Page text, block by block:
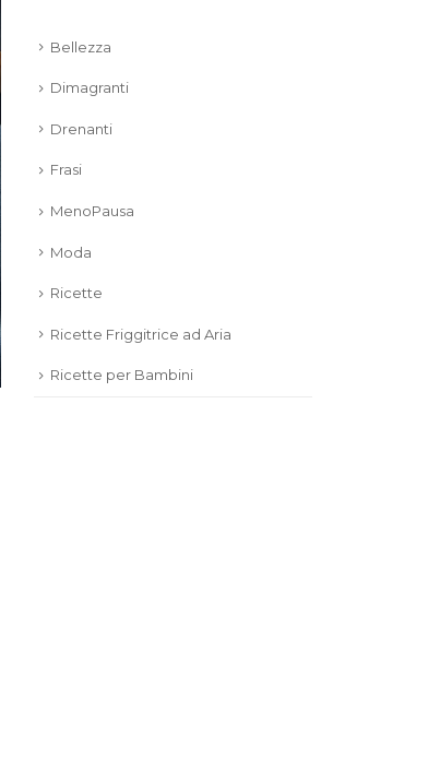
Bellezza
Dimagranti
Drenanti
Frasi
MenoPausa
Moda
Ricette
Ricette Friggitrice ad Aria
Ricette per Bambini